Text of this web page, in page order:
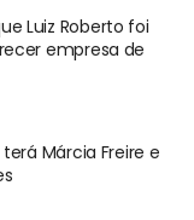
Luiz Roberto foi
empresa de
Márcia Freire e